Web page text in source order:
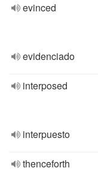
evinced
evidenciado
interposed
interpuesto
thenceforth